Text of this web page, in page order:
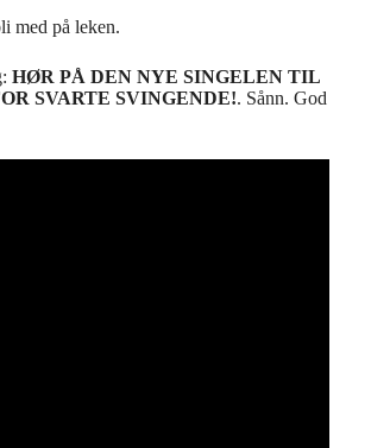
med på leken.
HØR PÅ DEN NYE SINGELEN TIL
SVARTE SVINGENDE!. Sånn. God